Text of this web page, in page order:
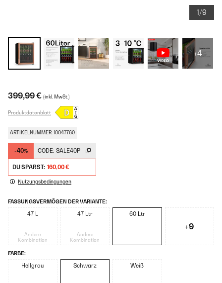
1/9
+4
399,99 € (inkl. MwSt.)
Produktdatenblatt
ARTIKELNUMMER: 10047760
-40% CODE: SALE40P
DU SPARST: 160,00 €
Nutzungsbedingungen
FASSUNGSVERMÖGEN DER VARIANTE:
47 L
Andere
Kombination
47 Ltr
Andere
Kombination
60 Ltr
+9
FARBE:
Hellgrau Schwarz Weiß